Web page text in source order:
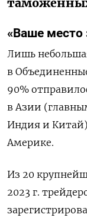
«Ваше место
Лишь
в
90%
в Азии
Индия и
Америке.
Из 20
2023 г.